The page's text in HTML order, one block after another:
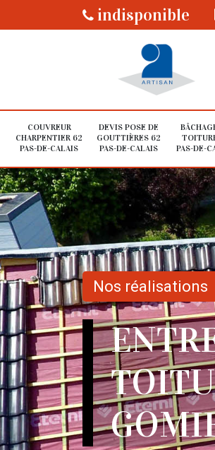
indisponible
COUVREUR
CHARPENTIER 62
PAS-DE-CALAIS
DEVIS POSE DE
GOUTTIÈRES 62
PAS-DE-CALAIS
PAS-DE-
Nos réalisations